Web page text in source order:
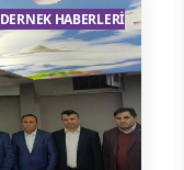
DERNEK HABERLERI